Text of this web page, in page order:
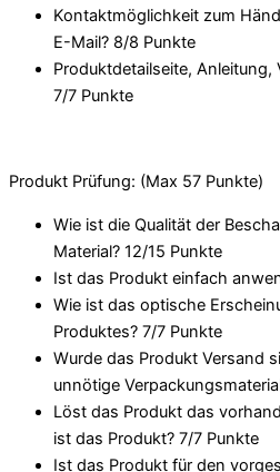
Kontaktmöglichkeit zum
E-Mail? 8/8 Punkte
Produktdetailseite, Anleitung,
7/7 Punkte
Produkt Prüfung: (Max 57 Punkte)
Wie ist die Qualität der
Material? 12/15 Punkte
Ist das Produkt einfach
Wie ist das optische
Produktes? 7/7 Punkte
Wurde das Produkt Versand
unnötige
Löst das Produkt das
ist das Produkt? 7/7 Punkte
Ist das Produkt für den